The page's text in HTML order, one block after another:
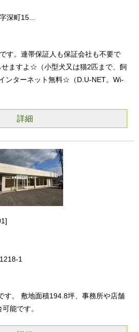
深町15...
す。連帯保証人も保証会社も不要で
ますよ☆（小型犬又は猫2匹まで、飼
ンターネット無料☆（D.U-NET。Wi-
詳細
1
す。 敷地面積194.8坪、事務所や店舗
能です。